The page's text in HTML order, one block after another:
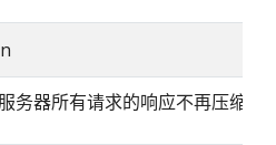
务器所有请求的响应不再压缩。